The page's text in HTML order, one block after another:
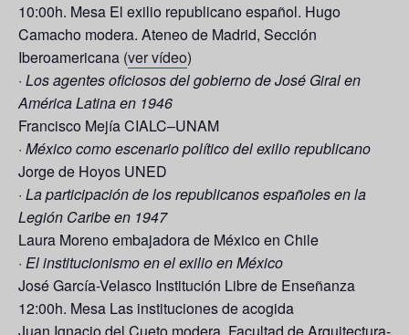
10:00h. Mesa El exilio republicano español. Hugo
Camacho modera. Ateneo de Madrid, Sección
Iberoamericana (ver vídeo)
· Los agentes oficiosos del gobierno de José Giral en
América Latina en 1946
Francisco MejíaCIALC–UNAM
· México como escenario político del exilio republicano
Jorge de Hoyos UNED
· La participación de los republicanos españoles en la
Legión Caribe en 1947
Laura Moreno embajadora de México en Chile
· El institucionismo en el exilio en México
José García-Velasco Institución Libre de Enseñanza
12:00h. Mesa Las instituciones de acogida